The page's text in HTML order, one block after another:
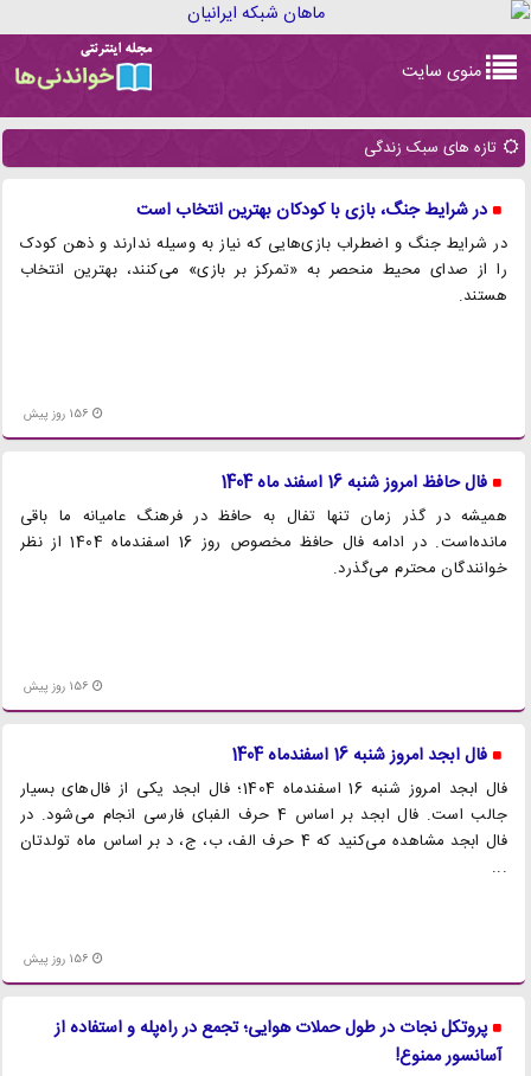
navigation
منوی سایت
تازه های سبک زندگی
در شرایط جنگ، بازی با کودکان بهترین انتخاب است
در شرایط جنگ و اضطراب بازی‌هایی که نیاز به وسیله ندارند و ذهن کودک
را از صدای محیط منحصر به «تمرکز بر بازی» می‌کنند، بهترین انتخاب
هستند.
156 روز پیش
فال حافظ امروز شنبه 16 اسفند ماه 1404
همیشه در گذر زمان تنها تفال به حافظ در فرهنگ عامیانه ما باقی
مانده‌است. در ادامه فال حافظ مخصوص روز 16 اسفندماه 1404 از نظر
خوانندگان محترم می‌گذرد.
156 روز پیش
فال ابجد امروز شنبه 16 اسفندماه 1404
فال ابجد امروز شنبه 16 اسفندماه 1404؛ فال ابجد یکی از فال‌های بسیار
جالب است. فال ابجد بر اساس 4 حرف الفبای فارسی انجام می‌شود. در
فال ابجد مشاهده می‌کنید که 4 حرف الف، ب، ج، د بر اساس ماه تولدتان
...
156 روز پیش
پروتکل نجات در طول حملات هوایی؛ تجمع در راه‌پله و استفاده از
آسانسور ممنوع!